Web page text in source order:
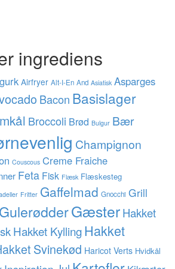
ingrediens
Airfryer Alt-I-En And Asiatisk Asparges
Bacon Basislager
Broccoli Brød Bulgur Bær
Champignon
Couscous Creme Fraiche
Feta Fisk Flæsk Flæskesteg
Fritter Gaffelmad Gnocchi Grill
GulerødderGæsterHakket
Hakket KyllingHakket
Svinekød Haricot Verts Hvidkål